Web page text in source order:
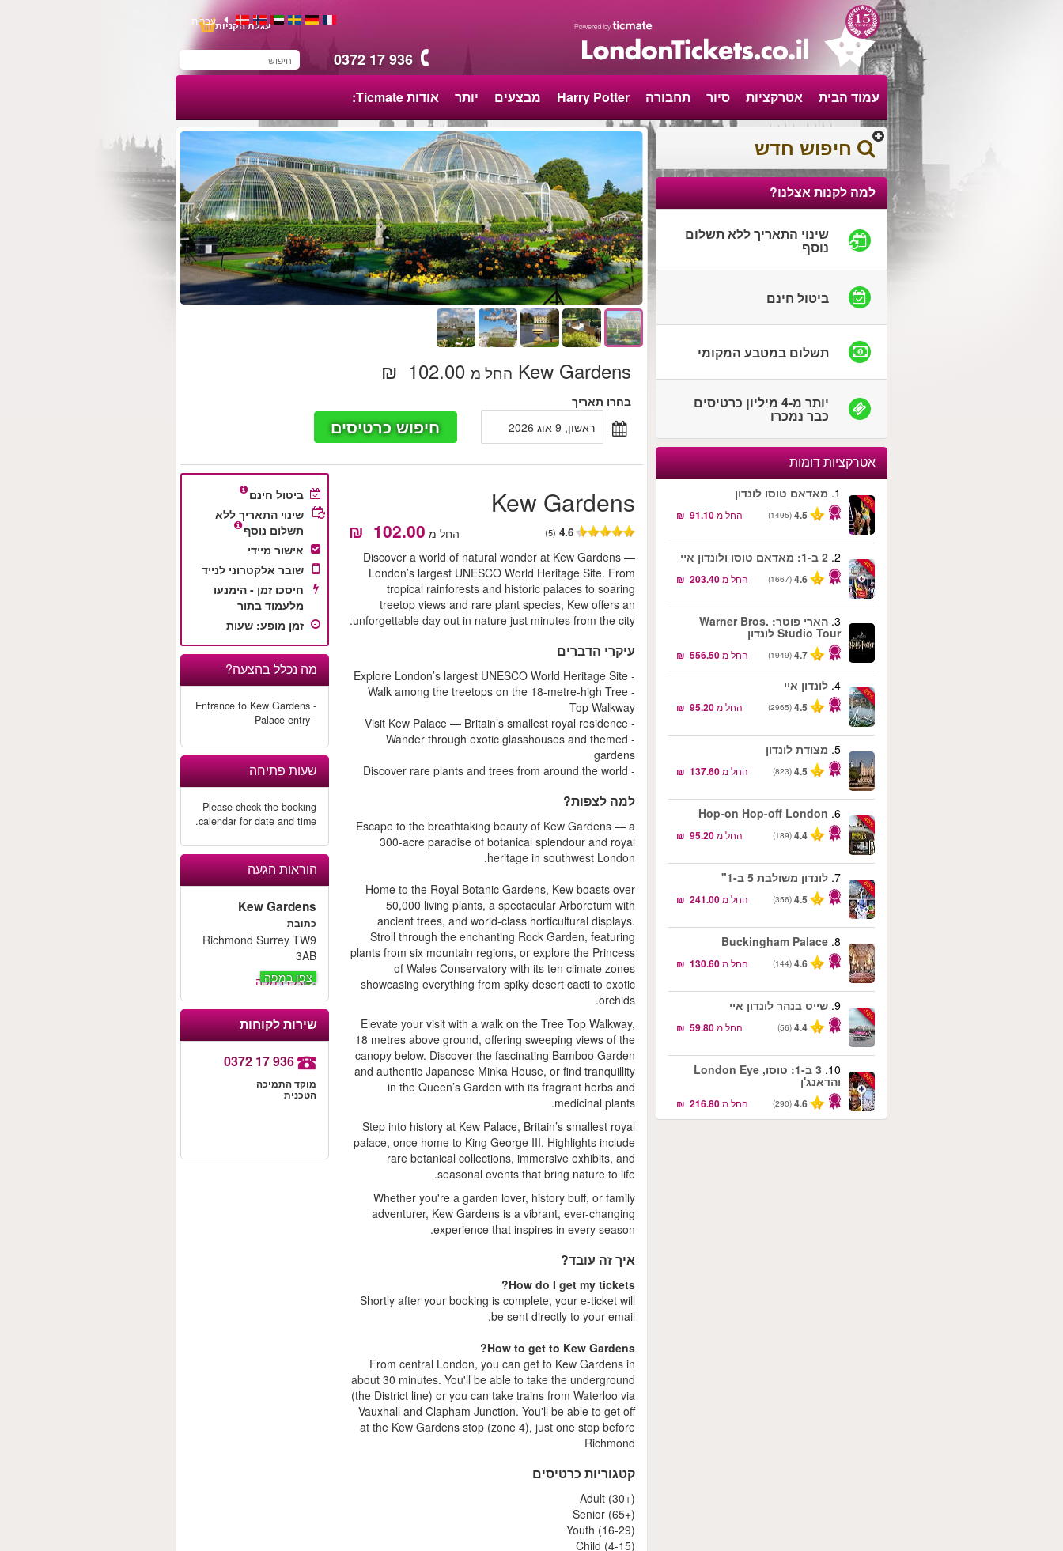
0372 17 936
עגלת הקניותעברית
עמוד הבית אטרקציות סיור תחבורה Harry Potter מבצעים יותר אודות Ticmate:
You have saved this
product in your list
חיפוש חדש
למה לקנות אצלנו?
שינוי התאריך ללא תשלום
נוסף
ביטול חינם
תשלום במטבע המקומי
יותר מ-4 מיליון כרטיסים
כבר נמכרו
אטרקציות דומות
-25%
1. מאדאם טוסו לונדון
4.5
(1495) החל מ‏91.10 ‏ ₪
-40%
2. 2 ב-1: מאדאם טוסו ולונדון איי
4.6
(1667) החל מ‏203.40 ‏ ₪
3. הארי פוטר: Warner Bros.
Studio Tour לונדון
4.7
(1949) החל מ‏556.50 ‏ ₪
-25%
4. לונדון איי
4.5
(2965) החל מ‏95.20 ‏ ₪
5. מצודת לונדון
4.5
(823) החל מ‏137.60 ‏ ₪
-40%
6.
Hop-on Hop-off London
4.4
(189) החל מ‏95.20 ‏ ₪
-60%
7. לונדון משולבת 5 ב-1"
4.5
(356) החל מ‏241.00 ‏ ₪
8.
Buckingham Palace
4.6
(144) החל מ‏130.60 ‏ ₪
-10%
9. שייט בנהר לונדון איי
4.4
(56) החל מ‏59.80 ‏ ₪
-30%
10. 3 ב-1: טוסו, London Eye
והדאנג'ן
4.6
(290) החל מ‏216.80 ‏ ₪
Kew Gardens החל מ ‏102.00 ‏ ₪
בחרו תאריך
ראשון, 9 אוג 2026
חיפוש כרטיסים
Kew Gardens
4.6
(5) החל מ
Discover a world of natural wonder at Kew Gardens —
London’s largest UNESCO World Heritage Site. From
tropical rainforests and historic palaces to soaring
treetop views and rare plant species, Kew offers an
unforgettable day out in nature just minutes from the city.
עיקרי הדברים
- Explore London’s largest UNESCO World Heritage Site
- Walk among the treetops on the 18-metre-high Tree
Top Walkway
- Visit Kew Palace — Britain’s smallest royal residence
- Wander through exotic glasshouses and themed
gardens
- Discover rare plants and trees from around the world
למה לצפות?
Escape to the breathtaking beauty of Kew Gardens — a
300-acre paradise of botanical splendour and royal
heritage in southwest London.
Home to the Royal Botanic Gardens, Kew boasts over
50,000 living plants, a spectacular Arboretum with
ancient trees, and world-class horticultural displays.
Stroll through the enchanting Rock Garden, featuring
plants from six mountain regions, or explore the Princess
of Wales Conservatory with its ten climate zones
showcasing everything from spiky desert cacti to exotic
orchids.
Elevate your visit with a walk on the Tree Top Walkway,
18 metres above ground, offering sweeping views of the
canopy below. Discover the fascinating Bamboo Garden
and authentic Japanese Minka House, or find tranquillity
in the Queen’s Garden with its fragrant herbs and
medicinal plants.
Step into history at Kew Palace, Britain’s smallest royal
palace, once home to King George III. Highlights include
rare botanical collections, immersive exhibits, and
seasonal events that bring nature to life.
Whether you're a garden lover, history buff, or family
adventurer, Kew Gardens is a vibrant, ever-changing
experience that inspires in every season.
איך זה עובד?
How do I get my tickets?
Shortly after your booking is complete, your e-ticket will
be sent directly to your email.
How to get to Kew Gardens?
From central London, you can get to Kew Gardens in
about 30 minutes. You'll be able to take the underground
(the District line) or you can take trains from Waterloo via
Vauxhall and Clapham Junction. You'll be able to get off
at the Kew Gardens stop (zone 4), just one stop before
Richmond
קטגוריות כרטיסים
Adult (30+)
Senior (65+)
Youth (16-29)
Child (4-15)
ביטול חינם
שינוי התאריך ללא
תשלום נוסף
אישור מיידי
שובר אלקטרוני לנייד
חיסכו זמן - הימנעו
מלעמוד בתור
זמן מופע: שעות
מה נכלל בהצעה?
- Entrance to Kew Gardens
- Palace entry
שעות פתיחה
Please check the booking
calendar for date and time.
הוראות הגעה
Kew Gardens
כתובת
Richmond Surrey TW9
3AB
צפו במפה
שירות לקוחות
0372 17 936
מוקד התמיכה
הטכנית